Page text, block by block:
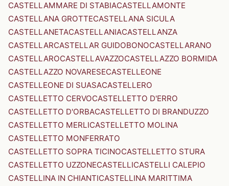
CASTELLAMMARE DI STABIACASTELLAMONTE
CASTELLANA GROTTECASTELLANA SICULA
CASTELLANETACASTELLANIACASTELLANZA
CASTELLARCASTELLAR GUIDOBONOCASTELLARANO
CASTELLAROCASTELLAVAZZOCASTELLAZZO BORMIDA
CASTELLAZZO NOVARESECASTELLEONE
CASTELLEONE DI SUASACASTELLERO
CASTELLETTO CERVOCASTELLETTO D'ERRO
CASTELLETTO D'ORBACASTELLETTO DI BRANDUZZO
CASTELLETTO MERLICASTELLETTO MOLINA
CASTELLETTO MONFERRATO
CASTELLETTO SOPRA TICINOCASTELLETTO STURA
CASTELLETTO UZZONECASTELLICASTELLI CALEPIO
CASTELLINA IN CHIANTICASTELLINA MARITTIMA